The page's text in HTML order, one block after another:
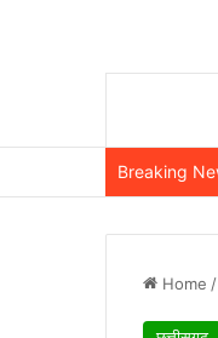
Breaking
Home /